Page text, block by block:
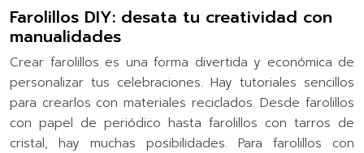
Farolillos DIY: desata tu creatividad con
manualidades
Crear farolillos es una forma divertida y económica de
personalizar tus celebraciones. Hay tutoriales sencillos
para crearlos con materiales reciclados. Desde farolillos
con papel de periódico hasta farolillos con tarros de
cristal, hay muchas posibilidades. Para farolillos con